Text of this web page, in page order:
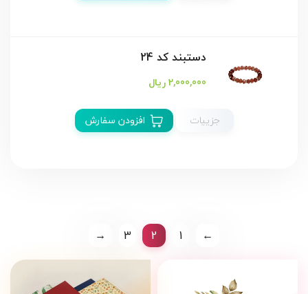
دستبند كد 24
2,000,000 ریال
جزییات افزودن سفارش
←
1
2
3
→